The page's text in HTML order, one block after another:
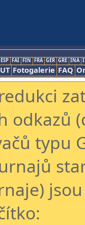
ESP FAI FIN FRA GER GRE INA
Fotogalerie FAQ
odkazů
typu